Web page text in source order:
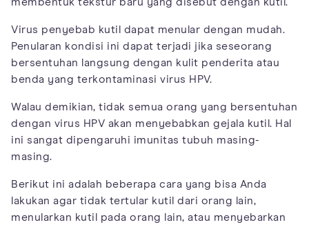
Virus penyebab kutil dapat menular dengan mudah.
Penularan kondisi ini dapat terjadi jika seseorang
bersentuhan langsung dengan kulit penderita atau
benda yang terkontaminasi virus HPV.
Walau demikian, tidak semua orang yang bersentuhan
dengan virus HPV akan menyebabkan gejala kutil. Hal
ini sangat dipengaruhi imunitas tubuh masing-
masing.
Berikut ini adalah beberapa cara yang bisa Anda
lakukan agar tidak tertular kutil dari orang lain,
menularkan kutil pada orang lain, atau menyebarkan